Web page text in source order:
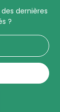
dernières
?